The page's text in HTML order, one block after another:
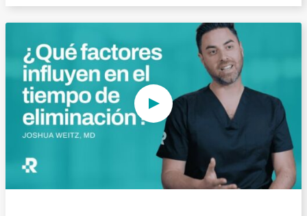
Reproducir vídeo